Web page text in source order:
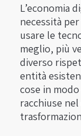
L’economia
necessità
usare le
meglio, più
diverso
entità
cose in
racchiuse